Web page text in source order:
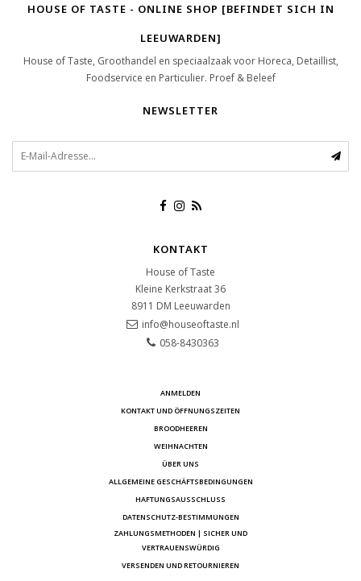
HOUSE OF TASTE - ONLINE SHOP [BEFINDET SICH IN
LEEUWARDEN]
House of Taste, Groothandel en speciaalzaak voor Horeca, Detaillist,
Foodservice en Particulier. Proef & Beleef
NEWSLETTER
KONTAKT
House of Taste
Kleine Kerkstraat 36
8911 DM Leeuwarden
info@houseoftaste.nl
058-8430363
ANMELDEN
KONTAKT UND ÖFFNUNGSZEITEN
BROODHEEREN
WEIHNACHTEN
ÜBER UNS
ALLGEMEINE GESCHÄFTSBEDINGUNGEN
HAFTUNGSAUSSCHLUSS
DATENSCHUTZ-BESTIMMUNGEN
ZAHLUNGSMETHODEN | SICHER UND
VERTRAUENSWÜRDIG
VERSENDEN UND RETOURNIEREN